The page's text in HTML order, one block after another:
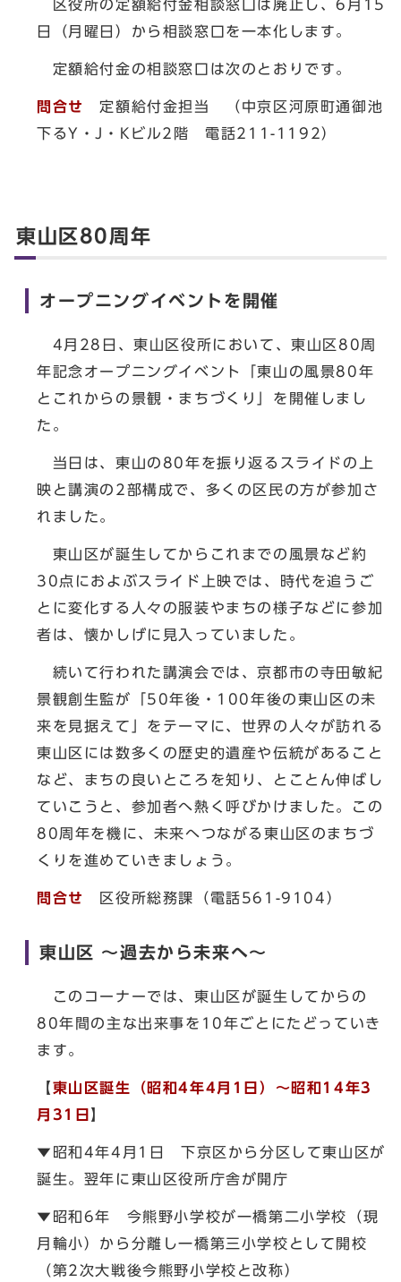
区役所の定額給付金相談窓口は廃止し、6月15
日（月曜日）から相談窓口を一本化します。
定額給付金の相談窓口は次のとおりです。
問合せ
定額給付金担当 （中京区河原町通御池
下るY・J・Kビル2階 電話211-1192）
東山区80周年
オープニングイベントを開催
4月28日、東山区役所において、東山区80周
年記念オープニングイベント「東山の風景80年
とこれからの景観・まちづくり」を開催しまし
た。
当日は、東山の80年を振り返るスライドの上
映と講演の2部構成で、多くの区民の方が参加さ
れました。
東山区が誕生してからこれまでの風景など約
30点におよぶスライド上映では、時代を追うご
とに変化する人々の服装やまちの様子などに参加
者は、懐かしげに見入っていました。
続いて行われた講演会では、京都市の寺田敏紀
景観創生監が「50年後・100年後の東山区の未
来を見据えて」をテーマに、世界の人々が訪れる
東山区には数多くの歴史的遺産や伝統があること
など、まちの良いところを知り、とことん伸ばし
ていこうと、参加者へ熱く呼びかけました。この
80周年を機に、未来へつながる東山区のまちづ
くりを進めていきましょう。
問合せ 区役所総務課（電話561-9104）
東山区 ～過去から未来へ～
このコーナーでは、東山区が誕生してからの
80年間の主な出来事を10年ごとにたどっていき
ます。
【 東山区誕生（昭和4年4月1日）～昭和14年3
月31日 】
▼昭和4年4月1日 下京区から分区して東山区が
誕生。翌年に東山区役所庁舎が開庁
▼昭和6年 今熊野小学校が一橋第二小学校（現
月輪小）から分離し一橋第三小学校として開校
（第2次大戦後今熊野小学校と改称）